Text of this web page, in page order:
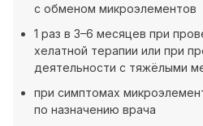
с обменом микроэлементов
1 раз в 3–6 месяцев при
хелатной терапии или при
деятельности с тяжёлыми
при симптомах
по назначению врача